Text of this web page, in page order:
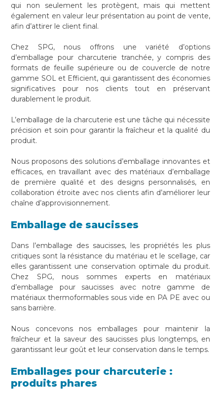
qui non seulement les protègent, mais qui mettent
également en valeur leur présentation au point de vente,
afin d’attirer le client final.
Chez SPG, nous offrons une variété d’options
d’emballage pour charcuterie tranchée, y compris des
formats de feuille supérieure ou de couvercle de notre
gamme SOL et Efficient, qui garantissent des économies
significatives pour nos clients tout en préservant
durablement le produit.
L’emballage de la charcuterie est une tâche qui nécessite
précision et soin pour garantir la fraîcheur et la qualité du
produit.
Nous proposons des solutions d’emballage innovantes et
efficaces, en travaillant avec des matériaux d’emballage
de première qualité et des designs personnalisés, en
collaboration étroite avec nos clients afin d’améliorer leur
chaîne d’approvisionnement.
Emballage de saucisses
Dans l’emballage des saucisses, les propriétés les plus
critiques sont la résistance du matériau et le scellage, car
elles garantissent une conservation optimale du produit.
Chez SPG, nous sommes experts en matériaux
d’emballage pour saucisses avec notre gamme de
matériaux thermoformables sous vide en PA PE avec ou
sans barrière.
Nous concevons nos emballages pour maintenir la
fraîcheur et la saveur des saucisses plus longtemps, en
garantissant leur goût et leur conservation dans le temps.
Emballages pour charcuterie :
produits phares